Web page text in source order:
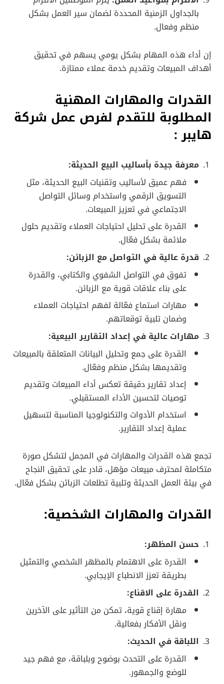
بالجداول الزمنية المحددة لضمان سير العمل بشكل
منظم وفعال.
إن أداء هذه المهام بشكل يومي يسهم في تحقيق
أهداف المبيعات وتقديم خدمة عملاء ممتازة.
القدرات والمهارات المهنية
المطلوبة للتقدم لفرص عمل شركة
هايبر :
معرفة جيدة بأساليب البيع الحديثة:
فهم عميق لأساليب وتقنيات البيع الحديثة، مثل
التسويق الرقمي واستخدام وسائل التواصل
الاجتماعي في تعزيز المبيعات.
القدرة على تحليل احتياجات العملاء وتقديم حلول
ملائمة بشكل فعّال.
قدرة عالية في التواصل مع الزبائن:
تفوق في التواصل الشفوي والكتابي، والقدرة
على بناء علاقات قوية مع الزبائن.
مهارات استماع فعّالة لفهم احتياجات العملاء
وضمان تلبية توقعاتهم.
مهارات عالية في إعداد التقارير البيعية:
القدرة على جمع وتحليل البيانات المتعلقة بالمبيعات
وتقديمها بشكل منظم وفعّال.
إعداد تقارير دقيقة تعكس أداء المبيعات وتقديم
توصيات لتحسين الأداء المستقبلي.
استخدام الأدوات والتكنولوجيا المناسبة لتسهيل
عملية إعداد التقارير.
تجمع هذه القدرات والمهارات في المجمل لتشكل صورة
متكاملة لمحترف مبيعات مؤهل، قادر على تحقيق النجاح
في بيئة العمل الحديثة وتلبية تطلعات الزبائن بشكل فعّال.
القدرات والمهارات الشخصية:
حسن المظهر:
القدرة على الاهتمام بالمظهر الشخصي والتمثيل
بطريقة تعزز الانطباع الإيجابي.
القدرة على الاقناع:
مهارة إقناع قوية، تمكن من التأثير على الآخرين
ونقل الأفكار بفعالية.
اللباقة في الحديث:
القدرة على التحدث بوضوح وبلباقة، مع فهم جيد
للوضع والجمهور.